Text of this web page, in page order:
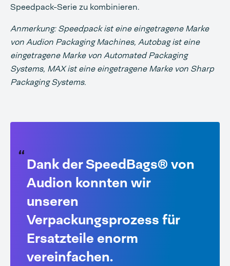
Speedpack-Serie zu kombinieren.
Anmerkung: Speedpack ist eine eingetragene Marke
von Audion Packaging Machines, Autobag ist eine
eingetragene Marke von Automated Packaging
Systems, MAX ist eine eingetragene Marke von Sharp
Packaging Systems.
Dank der SpeedBags® von
Audion konnten wir
unseren
Verpackungsprozess für
Ersatzteile enorm
vereinfachen.